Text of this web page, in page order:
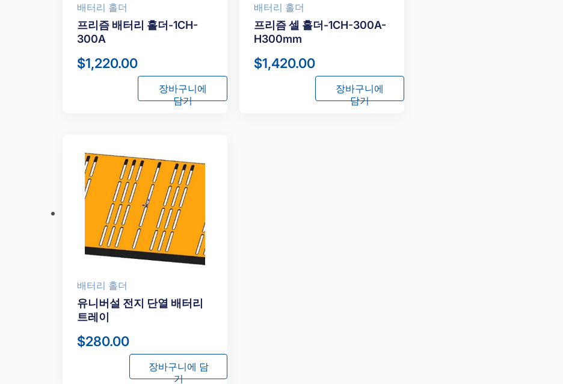
배터리 홀더
프리즘 배터리 홀더-1CH-
300A
$1,220.00
장바구니에
담기
배터리 홀더
프리즘 셀 홀더-1CH-300A-
H300mm
$1,420.00
장바구니에
담기
배터리 홀더
유니버설 전지 단열 배터리
트레이
$280.00
장바구니에 담
기